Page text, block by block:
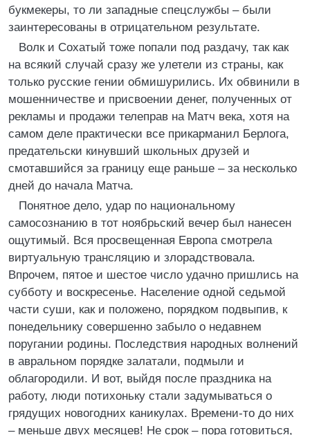
букмекеры, то ли западные спецслужбы – были
заинтересованы в отрицательном результате.
Волк и Сохатый тоже попали под раздачу, так как
на всякий случай сразу же улетели из страны, как
только русские гении обмишурились. Их обвинили в
мошенничестве и присвоении денег, полученных от
рекламы и продажи телеправ на Матч века, хотя на
самом деле практически все прикарманил Берлога,
предательски кинувший школьных друзей и
смотавшийся за границу еще раньше – за несколько
дней до начала Матча.
Понятное дело, удар по национальному
самосознанию в тот ноябрьский вечер был нанесен
ощутимый. Вся просвещенная Европа смотрела
виртуальную трансляцию и злорадствовала.
Впрочем, пятое и шестое число удачно пришлись на
субботу и воскресенье. Население одной седьмой
части суши, как и положено, порядком подвыпив, к
понедельнику совершенно забыло о недавнем
поругании родины. Последствия народных волнений
в авральном порядке залатали, подмыли и
облагородили. И вот, выйдя после праздника на
работу, люди потихоньку стали задумываться о
грядущих новогодних каникулах. Времени-то до них
– меньше двух месяцев! Не срок – пора готовиться,